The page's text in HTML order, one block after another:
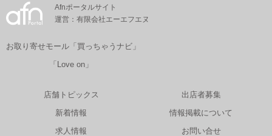
Afnポータルサイト
運営：有限会社エーエフエヌ
お取り寄せモール「買っちゃうナビ」
「Love on」
店舗トピックス
新着情報
求人情報
出店者募集
情報掲載について
お問い合せ